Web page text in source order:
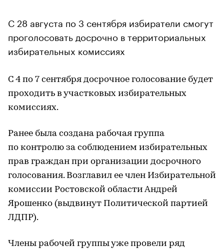
С 28 августа по 3 сентября избиратели смогут
проголосовать досрочно в территориальных
избирательных комиссиях
С 4 по 7 сентября досрочное голосование будет
проходить в участковых избирательных
комиссиях.
Ранее была создана рабочая группа
по контролю за соблюдением избирательных
прав граждан при организации досрочного
голосования. Возглавил ее член Избирательной
комиссии Ростовской области Андрей
Ярошенко (выдвинут Политической партией
ЛДПР).
Члены рабочей группы уже провели ряд